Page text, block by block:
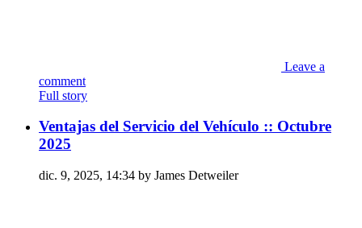
Leave a
comment
Full story
Ventajas del Servicio del Vehículo :: Octubre
2025
dic. 9, 2025, 14:34 by James Detweiler